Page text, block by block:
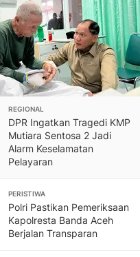
REGIONAL
DPR Ingatkan Tragedi KMP
Mutiara Sentosa 2 Jadi
Alarm Keselamatan
Pelayaran
PERISTIWA
Polri Pastikan Pemeriksaan
Kapolresta Banda Aceh
Berjalan Transparan